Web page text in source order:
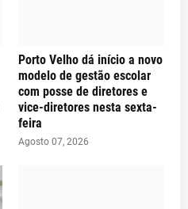
Porto Velho dá início a novo
modelo de gestão escolar
com posse de diretores e
vice-diretores nesta sexta-
feira
Agosto 07, 2026